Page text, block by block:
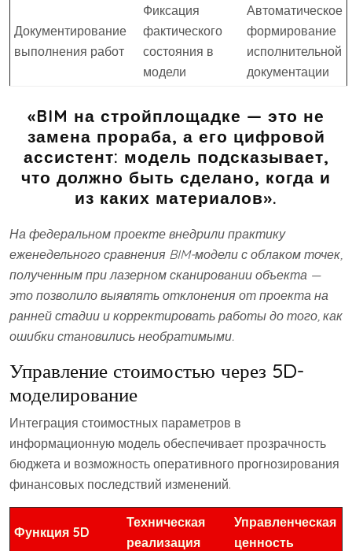
Документирование
выполнения работ
Фиксация
фактического
состояния в
модели
Автоматическое
формирование
исполнительной
документации
«BIM на стройплощадке — это не
замена прораба, а его цифровой
ассистент: модель подсказывает,
что должно быть сделано, когда и
из каких материалов».
На федеральном проекте внедрили практику
еженедельного сравнения BIM-модели с облаком точек,
полученным при лазерном сканировании объекта —
это позволило выявлять отклонения от проекта на
ранней стадии и корректировать работы до того, как
ошибки становились необратимыми.
Управление стоимостью через 5D-
моделирование
Интеграция стоимостных параметров в
информационную модель обеспечивает прозрачность
бюджета и возможность оперативного прогнозирования
финансовых последствий изменений.
Функция 5D
Техническая
реализация
Управленческая
ценность